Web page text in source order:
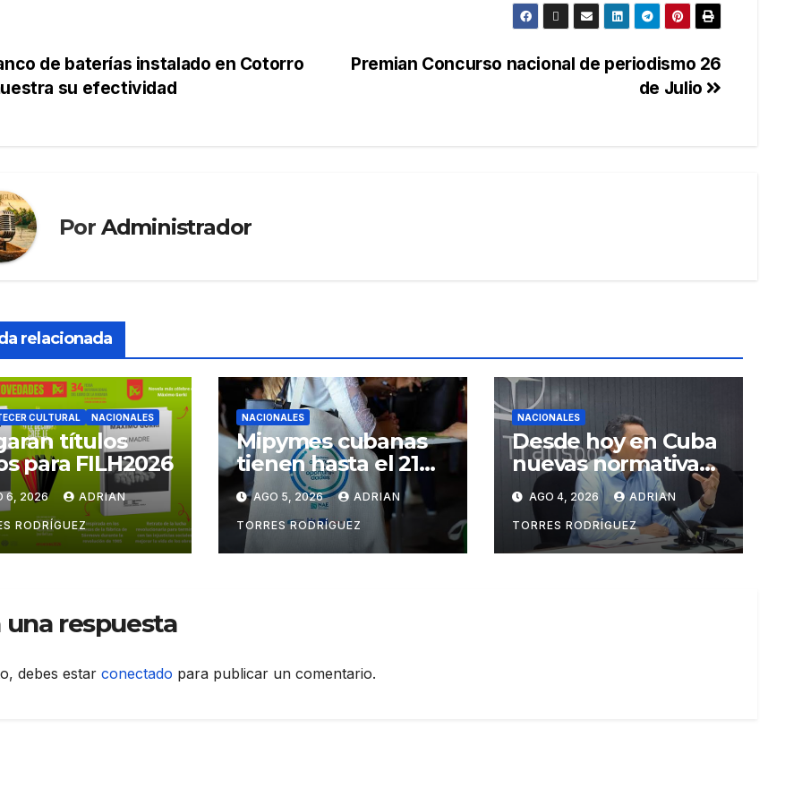
Premian Concurso nacional de periodismo 26
de Julio
de baterías instalado en Cotorro
su efectividad
Por Administrador
relacionada
CULTURAL NACIONALES
títulos
para FILH2026
6, 2026 ADRIAN
RODRÍGUEZ
NACIONALES
Mipymes cubanas
tienen hasta el 21
de agosto para
postular a
programa que las
ayudará a exportar
AGO 5, 2026 ADRIAN
TORRES RODRÍGUEZ
NACIONALES
Desde hoy en Cuba
nuevas normativas
relacionadas con
los vehículos
AGO 4, 2026 ADRIAN
TORRES RODRÍGUEZ
una respuesta
debes estar conectado para publicar un comentario.